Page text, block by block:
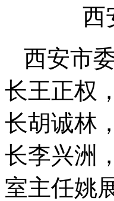
西
西安市
长王正权
长胡诚林
长李兴洲
室主任姚